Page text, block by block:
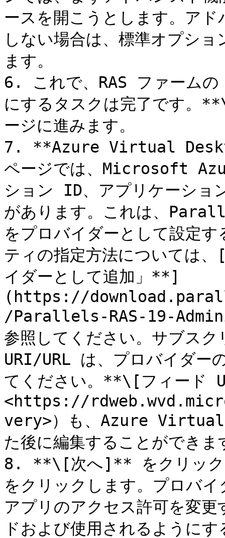
ースを開こうとします。ア
しない場合は、標準オプシ
ます。
6. これで、RAS ファー
にするタスクは完了です
ージに進みます。
7. **Azure Virtual
ページでは、Microsoft
ション ID、アプリケーショ
があります。これは、
をプロバイダーとして設定
ティの指定方法について
イダーとして追加」**]
(https://
/Parallels-RAS-19-
参照してください。サブス
URI/URL は、プロバイダー
てください。**\[フィード
<https://
very>）も、Azure Virtual
た後に編集することができま
8. **\[次へ]** をクリック
をクリックします。プロ
アプリのアクセス許可を変
ドおよび使用されるように